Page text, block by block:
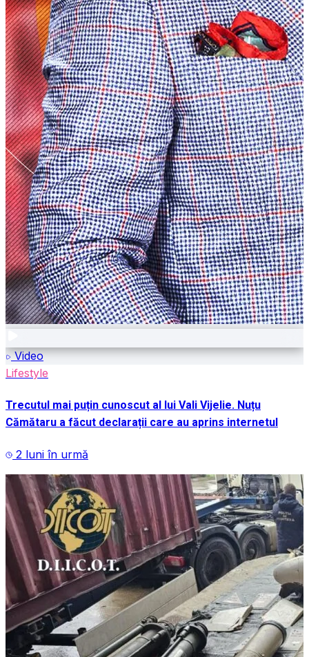
Video
Lifestyle
Trecutul mai puțin cunoscut al lui Vali Vijelie. Nuțu
Cămătaru a făcut declarații care au aprins internetul
2 luni în urmă